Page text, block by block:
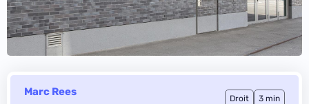
Marc Rees
Droit 3 min